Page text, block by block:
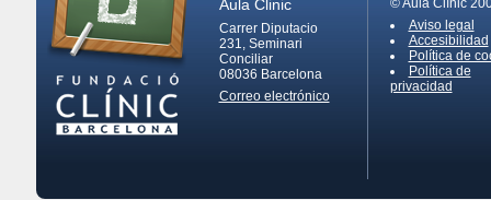
Aula Clinic
Carrer Diputacio
231, Seminari
Conciliar
08036 Barcelona
Correo electrónico
© Aula Clínic
Aviso legal
Accesibilidad
Política de
Política de
privacidad